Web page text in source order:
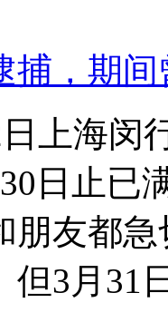
捕，期
日上海
日止已
朋友都
但3月31